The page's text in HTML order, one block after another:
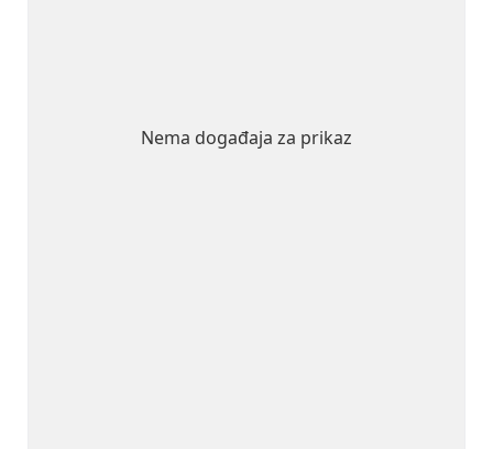
Nema događaja za prikaz